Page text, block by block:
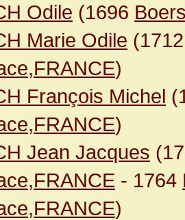
Odile (1696
Marie Odile
)
François Michel
)
Jean Jacques
- 1764
)